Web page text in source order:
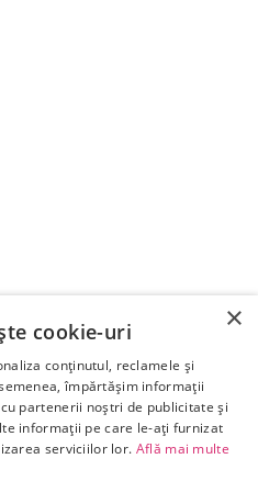
×
cookie-uri
conținutul, reclamele și
împărtășim informații
partenerii noștri de publicitate și
informații pe care le-ați furnizat
serviciilor lor. Află mai multe